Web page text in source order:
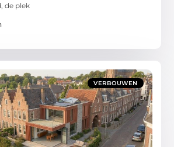
de plek
VERBOUWEN